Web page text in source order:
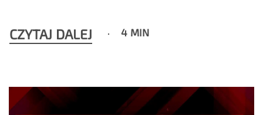
CZYTAJ DALEJ 4 MIN